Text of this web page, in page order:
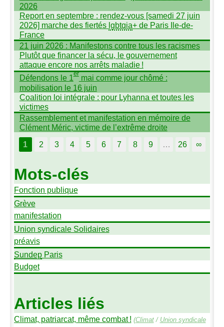
2026
Report en septembre : rendez-vous [samedi 27 juin
2026] marche des fiertés lgbtqia+ de Paris Ile-de-
France
21 juin 2026 : Manifestons contre tous les racismes
Plutôt que financer la sécu, le gouvernement
attaque encore nos arrêts maladie !
Défendons le 1ermai comme jour chômé :
mobilisation le 16 juin
Coalition loi intégrale : pour Lyhanna et toutes les
victimes
Rassemblement et manifestation en mémoire de
Clément Méric, victime de l’extrême droite
1
2 3 4 5 6 7 8 9 … 26 ∞
Mots-clés
Fonction publique
Grève
manifestation
Union syndicale Solidaires
préavis
SundepParis
Budget
Articles liés
Climat, patriarcat, même combat ! (Climat/ Union syndicale